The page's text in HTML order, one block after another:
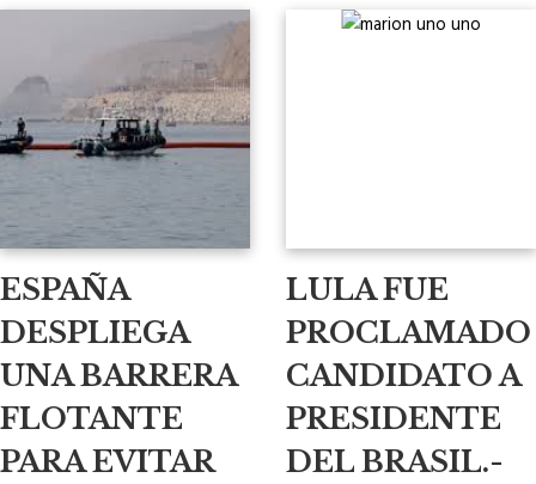
ESPAÑA
DESPLIEGA
UNA BARRERA
FLOTANTE
PARA EVITAR
LULA FUE
PROCLAMADO
CANDIDATO A
PRESIDENTE
DEL BRASIL.-